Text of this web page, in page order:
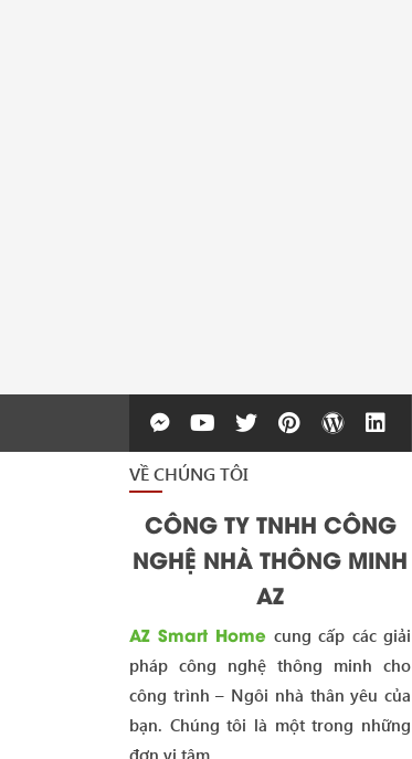
VỀ CHÚNG TÔI
CÔNG TY TNHH CÔNG
NGHỆ NHÀ THÔNG MINH
AZ
AZ Smart Home cung cấp các giải
pháp công nghệ thông minh cho
công trình – Ngôi nhà thân yêu của
bạn. Chúng tôi là một trong những
đơn vị tâm...